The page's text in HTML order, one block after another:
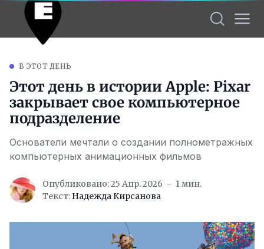
В ЭТОТ ДЕНЬ
Этот день в истории Apple: Pixar
закрывает свое компьютерное
подразделение
Основатели мечтали о создании полнометражных
компьютерных анимационных фильмов
Опубликовано: 25 Апр. 2026
1 мин.
Текст: Надежда Кирсанова